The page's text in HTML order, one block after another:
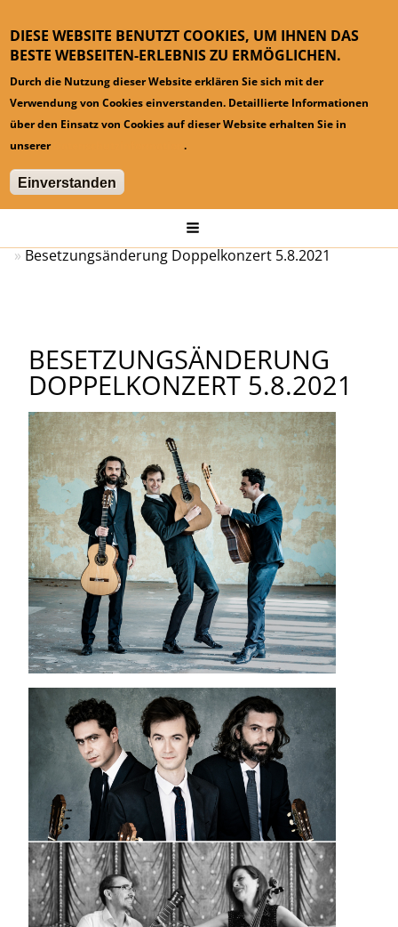
DIESE WEBSITE BENUTZT COOKIES, UM IHNEN DAS
BESTE WEBSEITEN-ERLEBNIS ZU ERMÖGLICHEN.
Durch die Nutzung dieser Website erklären Sie sich mit der
Verwendung von Cookies einverstanden. Detaillierte Informationen
über den Einsatz von Cookies auf dieser Website erhalten Sie in
unserer
Datenschutzinformation.
Einverstanden
Besetzungsänderung Doppelkonzert 5.8.2021
BESETZUNGSÄNDERUNG
DOPPELKONZERT 5.8.2021